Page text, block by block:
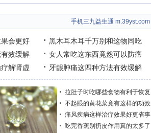
手机三九益生通 m.39yst.com
会更好
效缓解
解肾虚
黑木耳木耳千万别和这物同吃
女人常吃这东西竟然可以防癌
牙龈肿痛这四种方法有效缓解
拉肚子时吃哪些食物有利于恢复
不起眼的黄花菜竟有这样的功效
痛风疾病这样治疗效果好更省事
吃完香蕉别扔皮作用真的太多了